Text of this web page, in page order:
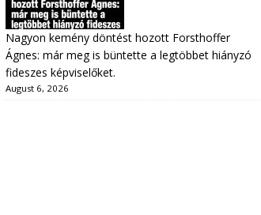
Nagyon kemény döntést hozott Forsthoffer
Ágnes: már meg is büntette a legtöbbet hiányzó
fideszes képviselőket.
August 6, 2026